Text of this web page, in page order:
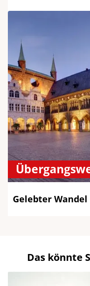
Gelebter
Das könnte